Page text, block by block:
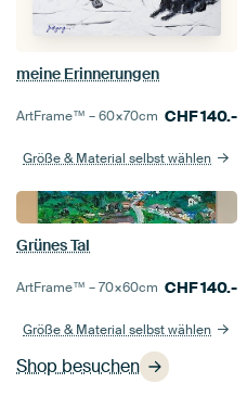
Shop besuchen
meine Erinnerungen
ArtFrame™ –60×70cm CHF140.-
Größe & Material selbst wählen
Grünes Tal
ArtFrame™ –70×60cm CHF140.-
Größe & Material selbst wählen